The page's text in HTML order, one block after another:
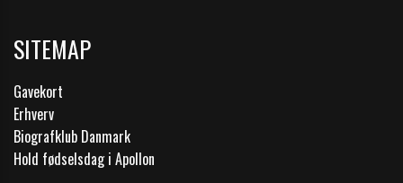
SITEMAP
Gavekort
Erhverv
Biografklub Danmark
Hold fødselsdag i Apollon